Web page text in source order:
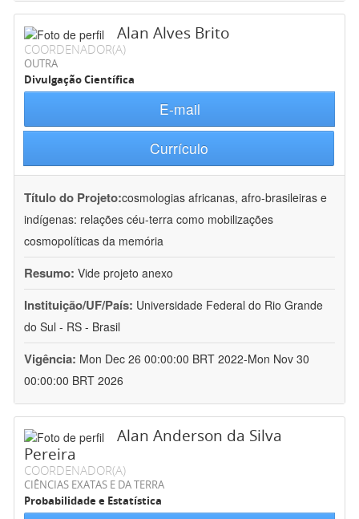
Alan Alves Brito
COORDENADOR(A)
OUTRA
Divulgação Científica
E-mail
Currículo
Título do Projeto:cosmologias africanas, afro-brasileiras e
indígenas: relações céu-terra como mobilizações
cosmopolíticas da memória
Resumo: Vide projeto anexo
Instituição/UF/País: Universidade Federal do Rio Grande
do Sul - RS - Brasil
Vigência: Mon Dec 26 00:00:00 BRT 2022-Mon Nov 30
00:00:00 BRT 2026
Alan Anderson da Silva
Pereira
COORDENADOR(A)
CIÊNCIAS EXATAS E DA TERRA
Probabilidade e Estatística